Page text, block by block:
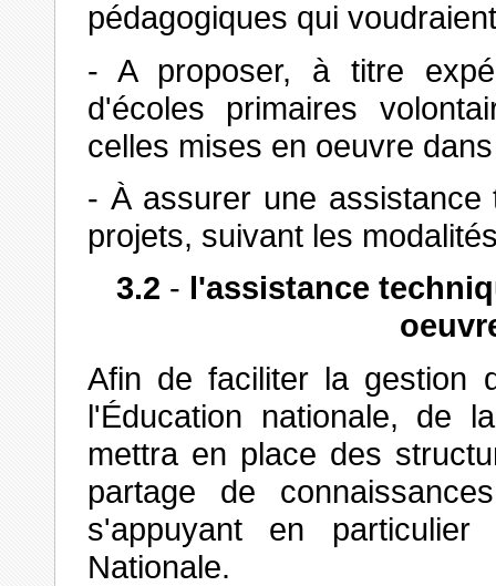
pédagogiques qui
- A proposer, à titre
d'écoles primaires
celles mises en oeuvre
- À assurer une
projets, suivant les
3.2 - l'assistance
Afin de faciliter la gestion
l'Éducation nationale, de
mettra en place des
partage de
s'appuyant en
Nationale.